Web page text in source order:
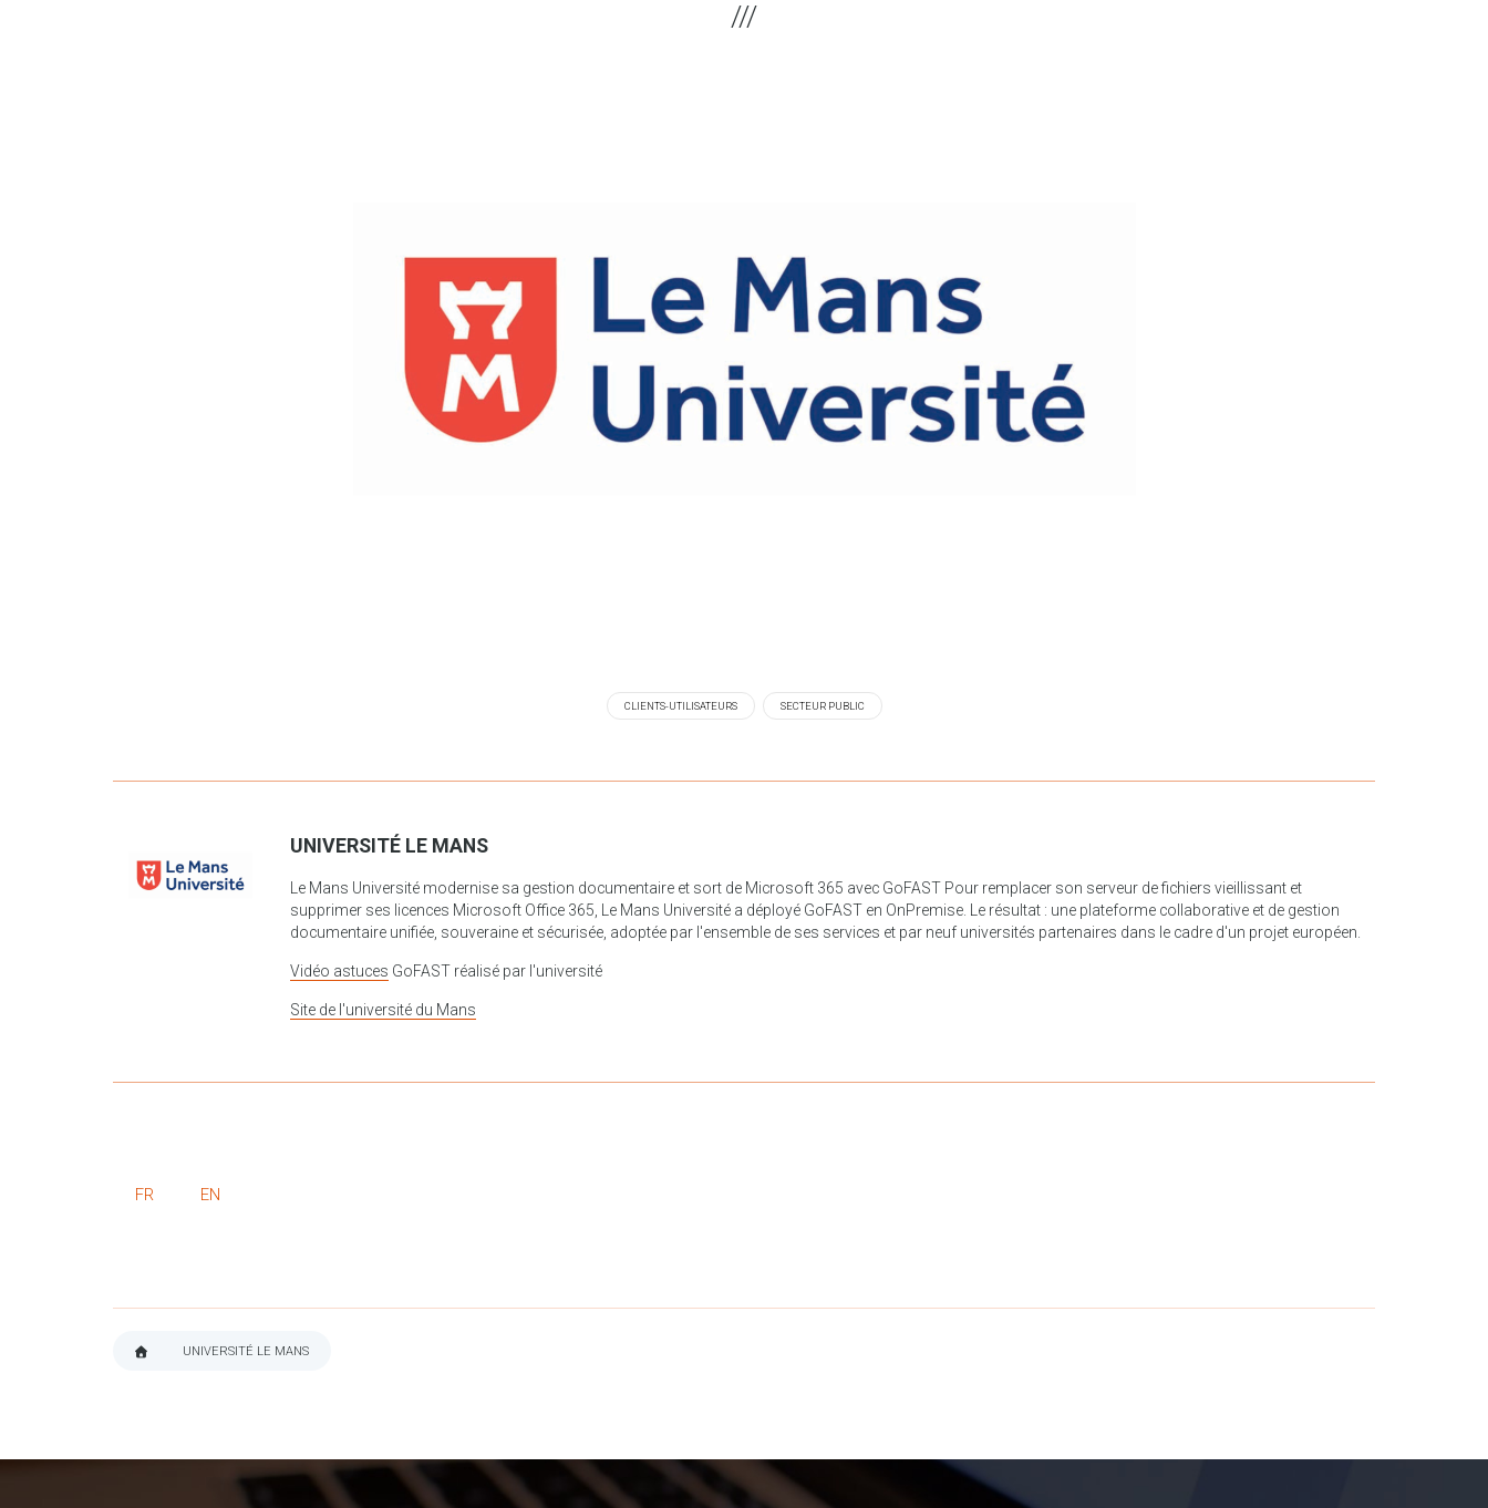
CLIENTS-UTILISATEURS SECTEUR PUBLIC
UNIVERSITÉ LE MANS
Le Mans Université modernise sa gestion documentaire et sort de Microsoft 365 avec GoFAST Pour remplacer son serveur de fichiers vieillissant et
supprimer ses licences Microsoft Office 365, Le Mans Université a déployé GoFAST en OnPremise. Le résultat : une plateforme collaborative et de gestion
documentaire unifiée, souveraine et sécurisée, adoptée par l'ensemble de ses services et par neuf universités partenaires dans le cadre d'un projet européen.
Vidéo astuces GoFAST réalisé par l'université
Site de l'université du Mans
FR EN
UNIVERSITÉ LE MANS